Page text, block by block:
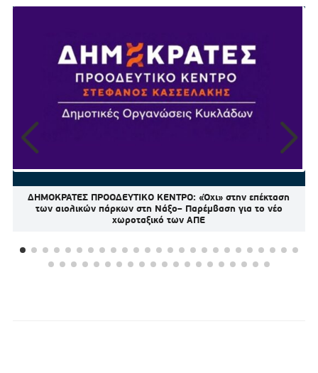
ΔΗΜΟΚΡΑΤΕΣ ΠΡΟΟΔΕΥΤΙΚΟ ΚΕΝΤΡΟ: «Όχι» στην επέκταση
των αιολικών πάρκων στη Νάξο– Παρέμβαση για το νέο
χωροταξικό των ΑΠΕ